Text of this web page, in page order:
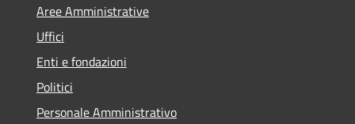
Aree Amministrative
Uffici
Enti e fondazioni
Politici
Personale Amministrativo